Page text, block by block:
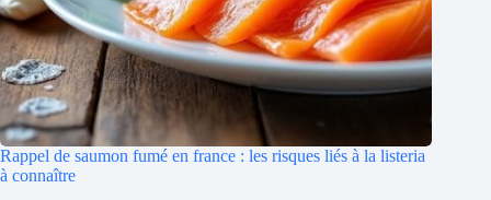
Rappel de saumon fumé en france : les risques liés à la listeria
à connaître